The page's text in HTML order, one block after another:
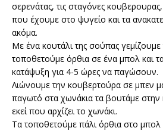
σερενάτας, τις σταγόνες
που έχουμε στο ψυγείο και τα
ακόμα.
Με ένα κουτάλι της σούπας
τοποθετούμε όρθια σε ένα μπολ και
κατάψυξη για 4-5 ώρες να παγώσουν.
Λιώνουμε την κουβερτούρα σε μπεν
παγωτό στα χωνάκια τα βουτάμε στην
εκεί που αρχίζει το χωνάκι.
Τα τοποθετούμε πάλι όρθια στο μπολ